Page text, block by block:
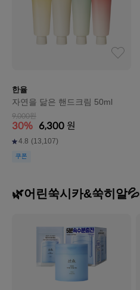
한율
자연을 닮은 핸드크림 50ml
9,000원
30% 6,300 원
4.8 (13,107)
쿠폰
🌿어린쑥시카&쑥히알💦